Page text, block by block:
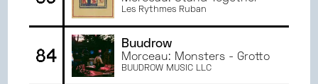
Les Rythmes Ruban
84
Buudrow
Morceau: Monsters - Grotto
BUUDROW MUSIC LLC